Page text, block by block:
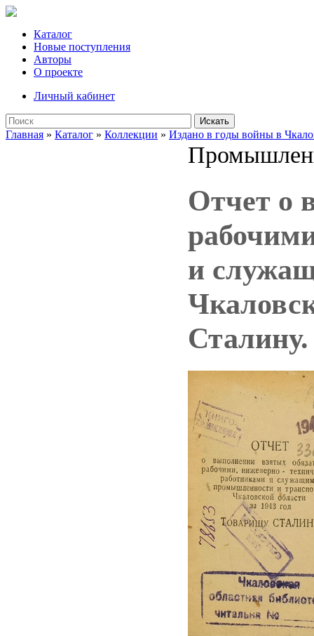
Каталог
Новые поступления
Авторы
О проекте
Личный кабинет
Искать
Главная » Каталог » Коллекции » Издано в годы войны в
Отчет о
и
Сталину.